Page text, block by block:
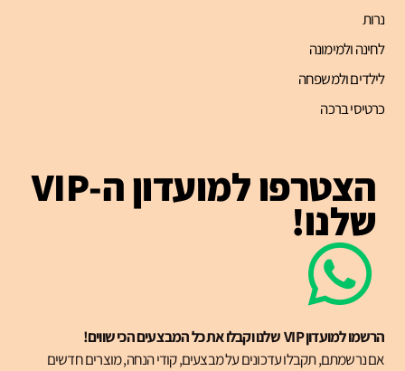
נרות
לחינה ולמימונה
לילדים ולמשפחה
כרטיסי ברכה
הצטרפו למועדון ה-VIP
שלנו!
הרשמו למועדון VIP שלנו וקבלו את כל המבצעים הכי שווים!
אם נרשמתם, תקבלו עדכונים על מבצעים, קודי הנחה, מוצרים חדשים